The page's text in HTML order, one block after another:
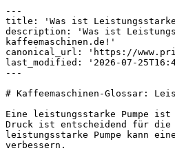
---
title: 'Was ist Leistungsstarke
description: 'Was ist
kaffeemaschinen.de!'
canonical_url: 'https://
last_modified: '2026-07-
---
# Kaffeemaschinen-Glossar:
Eine leistungsstarke Pumpe
Druck ist entscheidend für die
leistungsstarke Pumpe kann